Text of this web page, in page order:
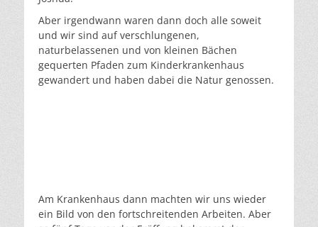
Aber irgendwann waren dann doch alle soweit
und wir sind auf verschlungenen,
naturbelassenen und von kleinen Bächen
gequerten Pfaden zum Kinderkrankenhaus
gewandert und haben dabei die Natur genossen.
Am Krankenhaus dann machten wir uns wieder
ein Bild von den fortschreitenden Arbeiten. Aber